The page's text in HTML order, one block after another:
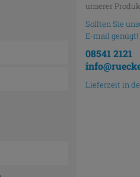
unserer
Sollten Sie
E-mail genügt!
08541 2121
Lieferzeit in